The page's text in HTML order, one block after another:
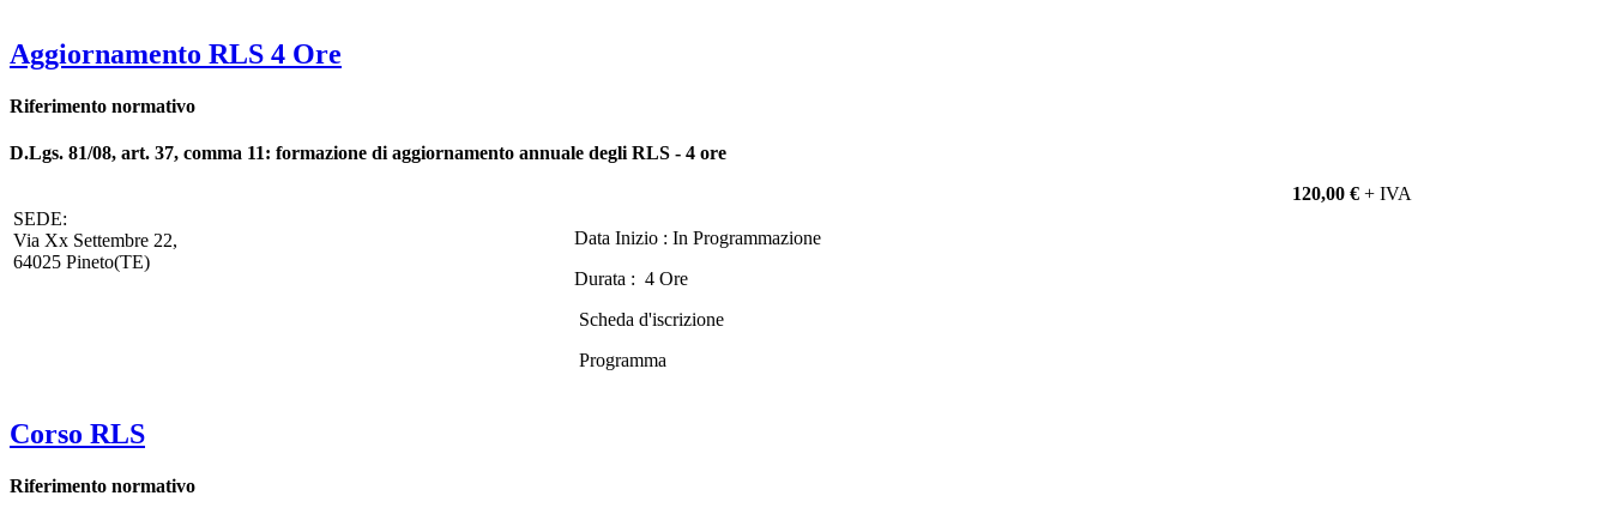
Aggiornamento RLS 4 Ore
Riferimento normativo
D.Lgs. 81/08, art. 37, comma 11: formazione di aggiornamento annuale degli RLS - 4 ore
120,00 € + IVA
SEDE:
Via Xx Settembre 22,
64025 Pineto(TE)
Data Inizio : In Programmazione
Durata : 4 Ore
Scheda d'iscrizione
Programma
Corso RLS
Riferimento normativo